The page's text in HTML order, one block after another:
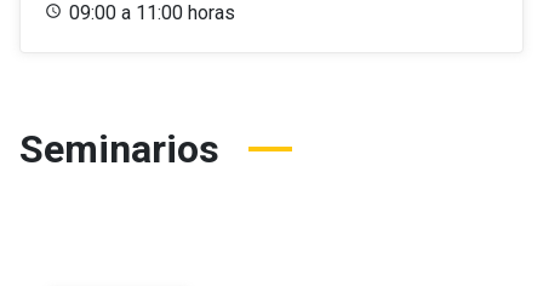
09:00 a 11:00 horas
Seminarios